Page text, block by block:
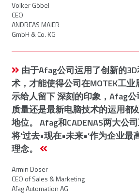
Volker Göbel
CEO
ANDREAS MAIER
GmbH & Co. KG
由于Afag公司运用了创新的
术，才能使得公司在MOTEK工
示给人留下 深刻的印象，Afag
质量还是最新电脑技术的运用都
地位。 Afag和CADENAS两大公
将‘过去•现在•未来•’作为企业最
理念。
Armin Doser
CEO of Sales & Marketing
Afag Automation AG